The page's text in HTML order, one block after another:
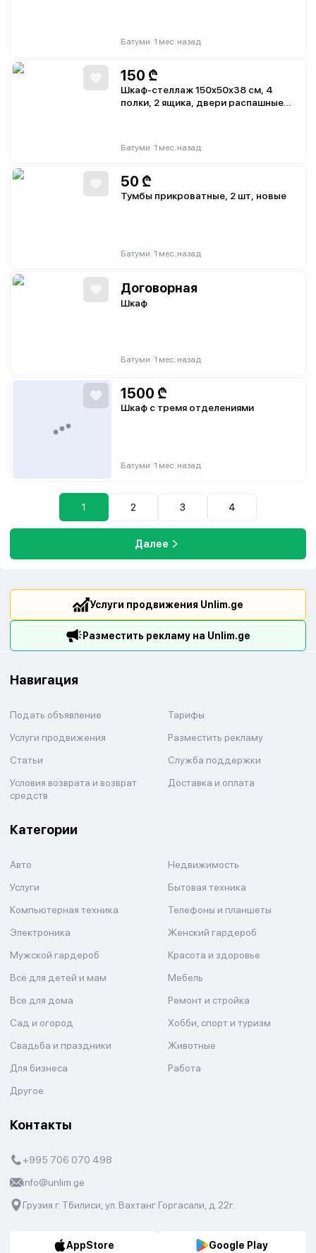
Батуми 1 мес. назад
150 ₾
Шкаф-стеллаж 150x50x38 см, 4
полки, 2 ящика, двери распашные
Батуми 1 мес. назад
50 ₾
Тумбы прикроватные, 2 шт, новые
Батуми 1 мес. назад
Договорная
Шкаф
Батуми 1 мес. назад
1500 ₾
Шкаф с тремя отделениями
Батуми 1 мес. назад
1 2 3 4
Далее
Услуги продвижения Unlim.ge
Разместить рекламу на Unlim.ge
Навигация
Подать объявление
Тарифы
Услуги продвижения
Разместить рекламу
Статьи
Служба поддержки
Условия возврата и возврат
средств
Доставка и оплата
Категории
Авто
Недвижимость
Услуги
Бытовая техника
Компьютерная техника
Телефоны и планшеты
Электроника
Женский гардероб
Мужской гардероб
Красота и здоровье
Всё для детей и мам
Мебель
Все для дома
Ремонт и стройка
Сад и огород
Хобби, спорт и туризм
Свадьба и праздники
Животные
Для бизнеса
Работа
Другое
Контакты
+995 706 070 498
info@unlim.ge
Грузия г. Тбилиси, ул. Вахтанг Горгасали, д.22г.
AppStore Google Play